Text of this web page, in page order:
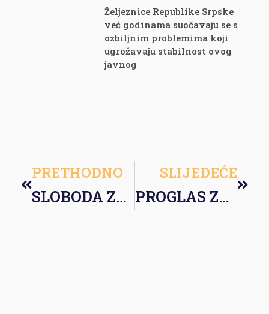
Željeznice Republike Srpske
već godinama suočavaju se s
ozbiljnim problemima koji
ugrožavaju stabilnost ovog
javnog
PRETHODNO
SLOBODA ZA MARIJU VASIĆ I SVE PRITVORENE AKTIVISTE
SLIJEDEĆE
PROGLAS ZA MIR